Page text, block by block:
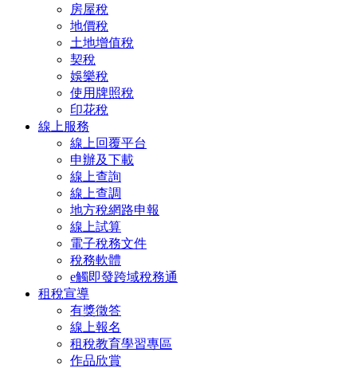
房屋稅
地價稅
土地增值稅
契稅
娛樂稅
使用牌照稅
印花稅
線上服務
線上回覆平台
申辦及下載
線上查詢
線上查調
地方稅網路申報
線上試算
電子稅務文件
稅務軟體
e觸即發跨域稅務通
租稅宣導
有獎徵答
線上報名
租稅教育學習專區
作品欣賞